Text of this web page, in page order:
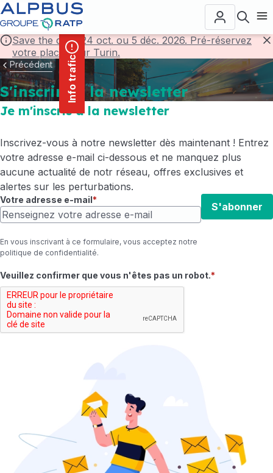
principal
Save the date! 24 oct. ou 5 déc. 2026. Pré-réservez
votre place pour Turin.
Info trafic
Précédent
S'inscrire à la newsletter
Je m'inscris à la newsletter
Inscrivez-vous à notre newsletter dès maintenant ! Entrez
votre adresse e-mail ci-dessous et ne manquez plus
aucune actualité de notr réseau, offres exclusives et
alertes sur les perturbations.
Votre adresse e-mail
S'abonner
En vous inscrivant à ce formulaire, vous acceptez notre
politique de confidentialité.
Champ requis
Veuillez confirmer que vous n'êtes pas un robot.
Panneau de gestion des cookies